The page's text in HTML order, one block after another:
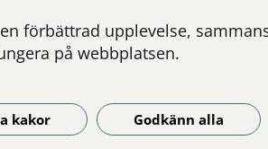
förbättrad upplevelse,
på webbplatsen.
kakor Godkänn alla
Akut hjälp